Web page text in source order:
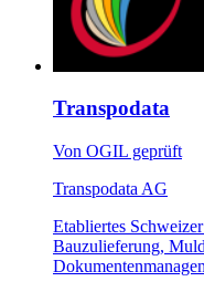
Transpodata
Von OGIL geprüft
Transpodata AG
Etabliertes
Bauzulieferung,